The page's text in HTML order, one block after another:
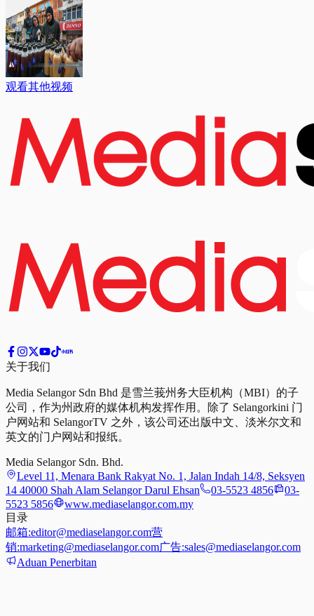
观看其他视频
关于我们
Media Selangor Sdn Bhd 是雪兰莪州务大臣机构（MBI）的子
公司，作为州政府的媒体机构发挥作用。除了 Selangorkini 门
户网站和 SelangorTV 之外，该公司还出版中文、淡米尔文和
英文的门户网站和报纸。
Media Selangor Sdn. Bhd.
Level 11, Menara Bank Rakyat No. 1, Jalan Indah 14/8, Seksyen
14 40000 Shah Alam Selangor Darul Ehsan
03-5523 4856
03-
5523 5856
www.mediaselangor.com.my
目录
邮箱:editor@mediaselangor.com营
销:marketing@mediaselangor.com广告:sales@mediaselangor.com
Aduan Penerbitan